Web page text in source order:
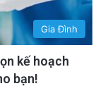
Gia Đình
kế hoạch
bạn!